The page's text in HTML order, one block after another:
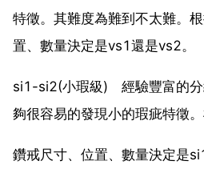
特徵。其難度為難到不太難。
置、數量決定是vs1還是vs2。
si1-si2(小瑕級) 經驗豐富的分
夠很容易的發現小的瑕疵特徵
鑽戒尺寸、位置、數量決定是